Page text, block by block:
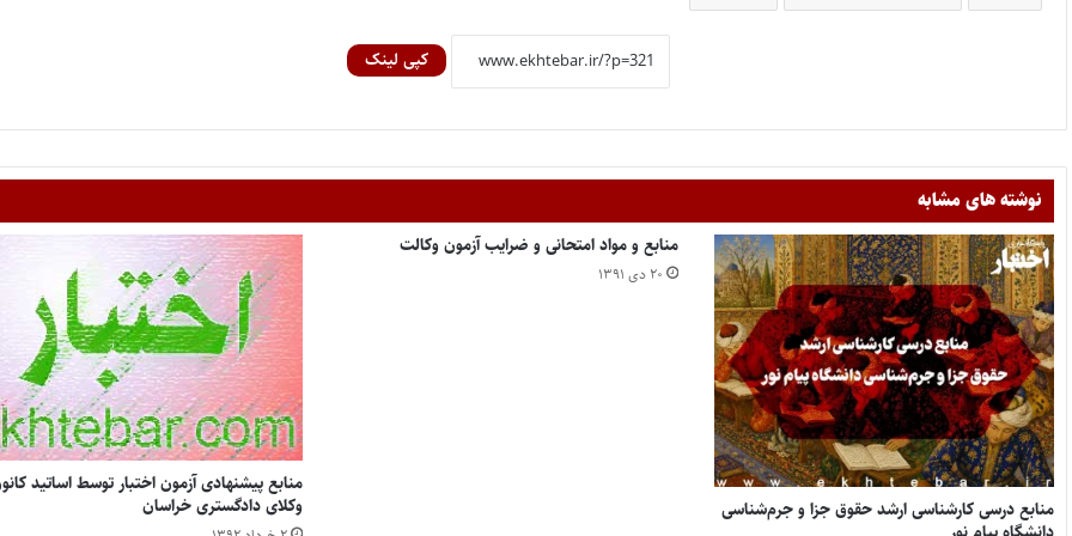
کپی لینک
نوشته های مشابه
منابع درسی کارشناسی ارشد حقوق جزا و جرم‌شناسی
منابع و مواد امتحانی و ضرایب آزمون وکالت
۲۰ دی ۱۳۹۱
منابع پیشنهادی آزمون اختبار توسط اساتید
وکلای دادگستری خراسان